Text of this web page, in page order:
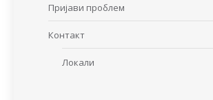
Пријави проблем
Контакт
Локали